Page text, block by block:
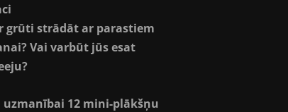
grūti strādāt ar parastiem
Vai varbūt jūs esat
12 mini-plākšņu